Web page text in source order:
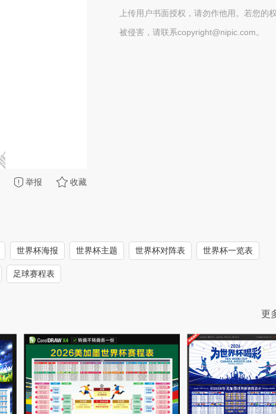
举报 收藏
上传用户书面授权，请勿作他用。若您的
被侵害，请联系copyright@nipic.com。
世界杯海报 世界杯主题 世界杯对阵表 世界杯一览表
足球赛程表
更